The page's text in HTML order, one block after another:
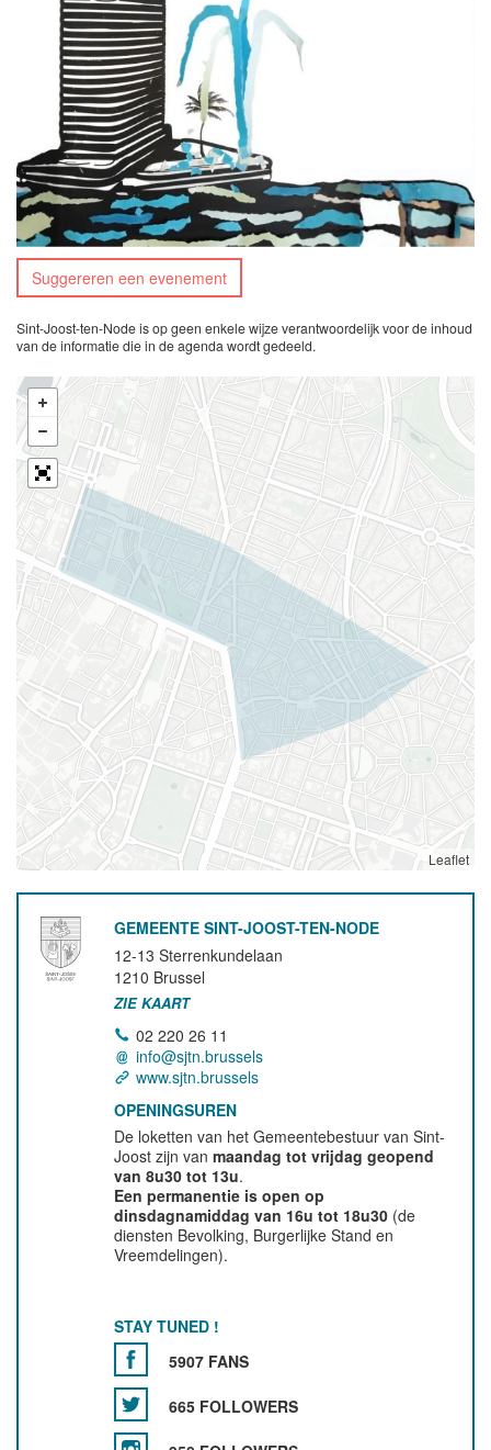
Suggereren een evenement
Sint-Joost-ten-Node is op geen enkele wijze verantwoordelijk voor de inhoud
van de informatie die in de agenda wordt gedeeld.
Leaflet
GEMEENTE SINT-JOOST-TEN-NODE
12-13 Sterrenkundelaan
1210 Brussel
ZIE KAART
02 220 26 11
info@sjtn.brussels
www.sjtn.brussels
OPENINGSUREN
De loketten van het Gemeentebestuur van Sint-
Joost zijn vanmaandag tot vrijdag geopend
van 8u30 tot 13u.
Een permanentie is open op
dinsdagnamiddag van 16u tot 18u30 (de
diensten Bevolking, Burgerlijke Stand en
Vreemdelingen).
STAY TUNED !
5907 FANS
665 FOLLOWERS